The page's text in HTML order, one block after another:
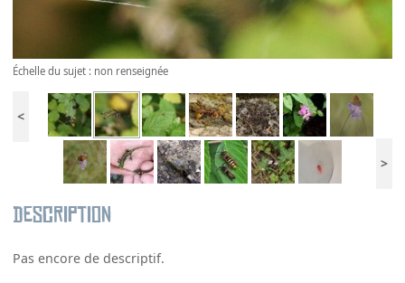
Échelle du sujet : non renseignée
<
>
Description
Pas encore de descriptif.